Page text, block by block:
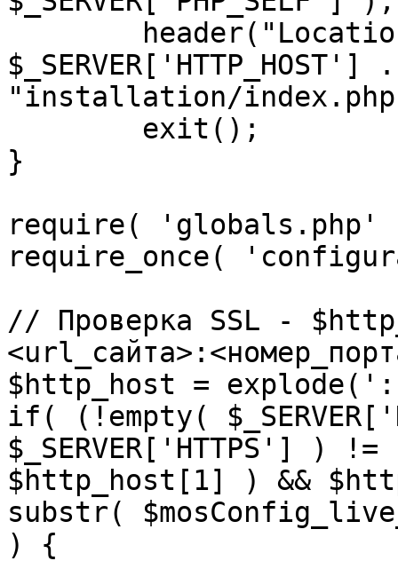
"installation/
}
require(
require_once(
// Проверка SSL -
$http_host = explode(':',
if( (!empty(
$_SERVER['HTTPS']
$http_host[1] ) &&
substr(
) {